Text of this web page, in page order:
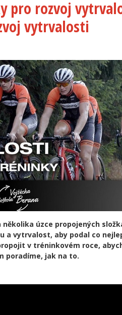
pro rozvoj
vytrvalosti
několika úzce propojených
a vytrvalost, aby podal co
v tréninkovém roce,
poradíme, jak na to.